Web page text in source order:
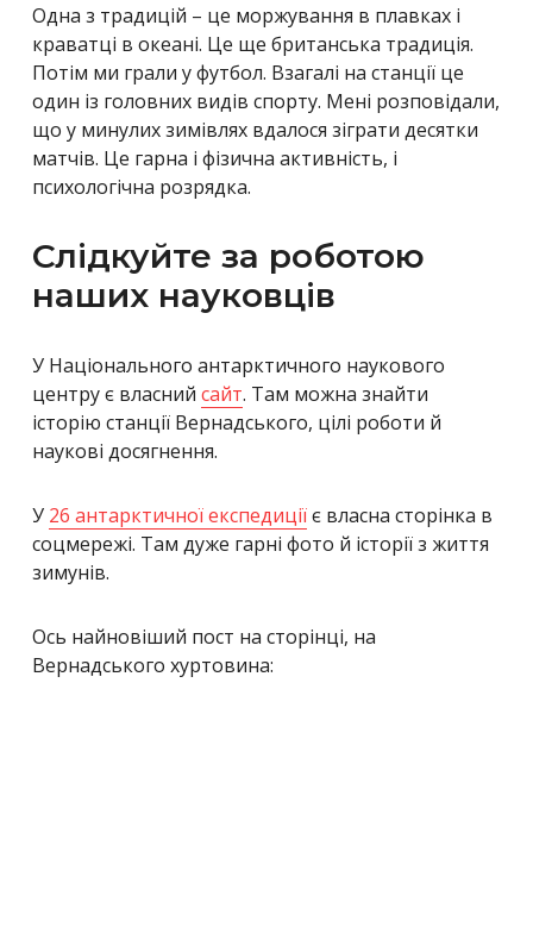
Одна з традицій – це моржування в плавках і
краватці в океані. Це ще британська традиція.
Потім ми грали у футбол. Взагалі на станції це
один із головних видів спорту. Мені розповідали,
що у минулих зимівлях вдалося зіграти десятки
матчів. Це гарна і фізична активність, і
психологічна розрядка.
Слідкуйте за роботою
наших науковців
У Національного антарктичного наукового
центру є власний сайт. Там можна знайти
історію станції Вернадського, цілі роботи й
наукові досягнення.
У 26 антарктичної експедиціїє власна сторінка в
соцмережі. Там дуже гарні фото й історії з життя
зимунів.
Ось найновіший пост на сторінці, на
Вернадського хуртовина: